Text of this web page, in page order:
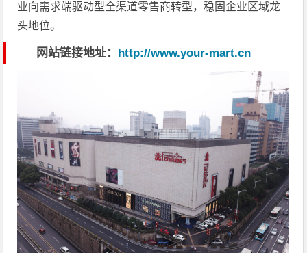
业向需求端驱动型全渠道零售商转型，稳固企业区域龙
头地位。
网站链接地址： http://www.your-mart.cn